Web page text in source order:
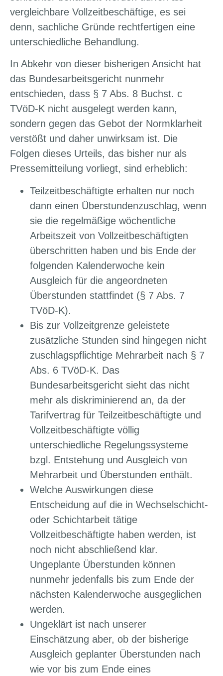
vergleichbare Vollzeitbeschäftige, es sei
denn, sachliche Gründe rechtfertigen eine
unterschiedliche Behandlung.
In Abkehr von dieser bisherigen Ansicht hat
das Bundesarbeitsgericht nunmehr
entschieden, dass § 7 Abs. 8 Buchst. c
TVöD-K nicht ausgelegt werden kann,
sondern gegen das Gebot der Normklarheit
verstößt und daher unwirksam ist. Die
Folgen dieses Urteils, das bisher nur als
Pressemitteilung vorliegt, sind erheblich:
Teilzeitbeschäftigte erhalten nur noch
dann einen Überstundenzuschlag, wenn
sie die regelmäßige wöchentliche
Arbeitszeit von Vollzeitbeschäftigten
überschritten haben und bis Ende der
folgenden Kalenderwoche kein
Ausgleich für die angeordneten
Überstunden stattfindet (§ 7 Abs. 7
TVöD-K).
Bis zur Vollzeitgrenze geleistete
zusätzliche Stunden sind hingegen nicht
zuschlagspflichtige Mehrarbeit nach § 7
Abs. 6 TVöD-K. Das
Bundesarbeitsgericht sieht das nicht
mehr als diskriminierend an, da der
Tarifvertrag für Teilzeitbeschäftigte und
Vollzeitbeschäftigte völlig
unterschiedliche Regelungssysteme
bzgl. Entstehung und Ausgleich von
Mehrarbeit und Überstunden enthält.
Welche Auswirkungen diese
Entscheidung auf die in Wechselschicht-
oder Schichtarbeit tätige
Vollzeitbeschäftigte haben werden, ist
noch nicht abschließend klar.
Ungeplante Überstunden können
nunmehr jedenfalls bis zum Ende der
nächsten Kalenderwoche ausgeglichen
werden.
Ungeklärt ist nach unserer
Einschätzung aber, ob der bisherige
Ausgleich geplanter Überstunden nach
wie vor bis zum Ende eines